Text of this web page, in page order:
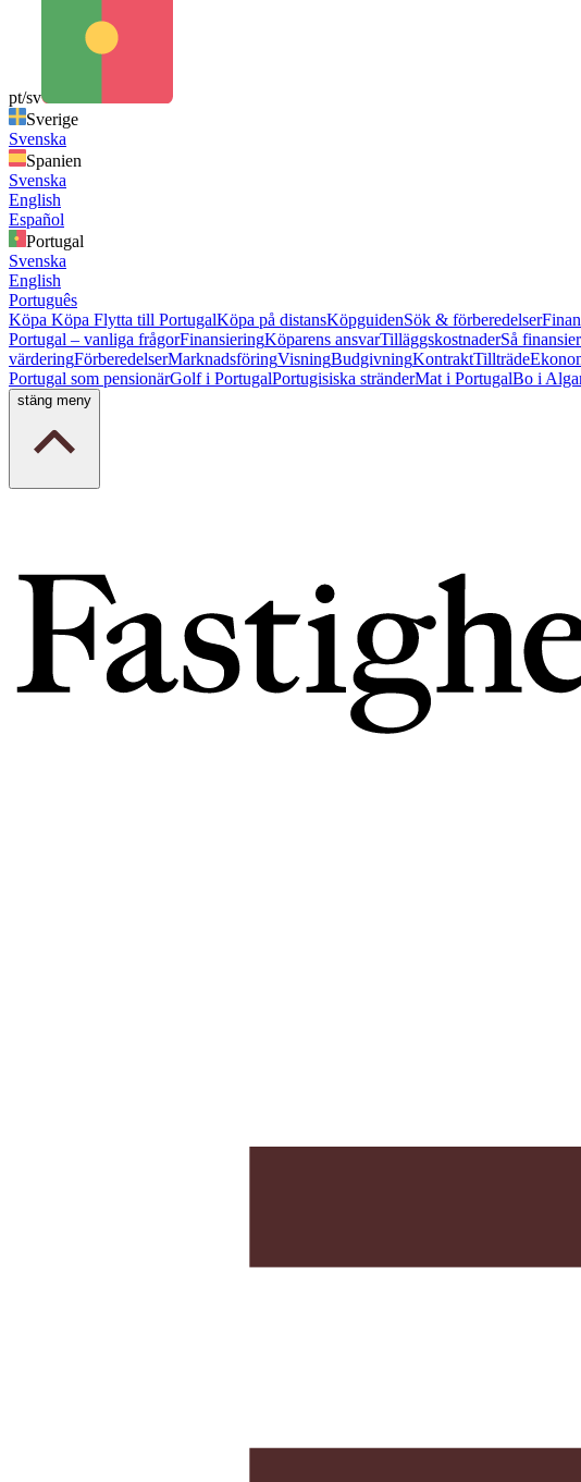
pt/sv
Sverige
Svenska
Spanien
Svenska
English
Español
Portugal
Svenska
English
Português
Köpa Köpa Flytta till PortugalKöpa på distansKöpguidenSök & förberedelser
Portugal – vanliga frågorFinansieringKöparens ansvarTilläggskostnaderSå
värderingFörberedelserMarknadsföringVisningBudgivningKontraktTillträde
Portugal som pensionärGolf i PortugalPortugisiska stränderMat i PortugalBo i
stäng meny